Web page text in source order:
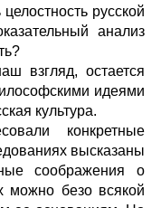
русской
анализ
взгляд, остается
идеями
культура.
конкретные
высказаны
соображения о
можно безо всякой